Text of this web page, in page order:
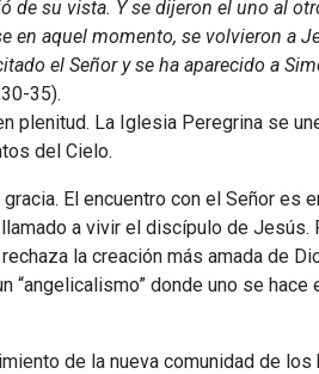
su vista. Y se dijeron el uno al
en aquel momento, se volvieron a
el Señor y se ha aparecido a
35).
plenitud. La Iglesia Peregrina se
del Cielo.
El encuentro con el Señor es
a vivir el discípulo de Jesús.
la creación más amada de
“angelicalismo” donde uno se hace
de la nueva comunidad de los